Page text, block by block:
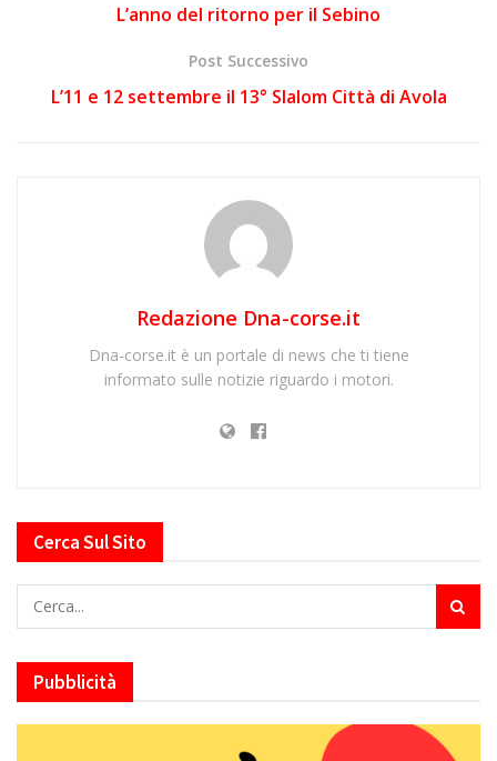
L’anno del ritorno per il Sebino
Post Successivo
L’11 e 12 settembre il 13° Slalom Città di Avola
Redazione Dna-corse.it
Dna-corse.it è un portale di news che ti tiene
informato sulle notizie riguardo i motori.
Cerca Sul Sito
Pubblicità